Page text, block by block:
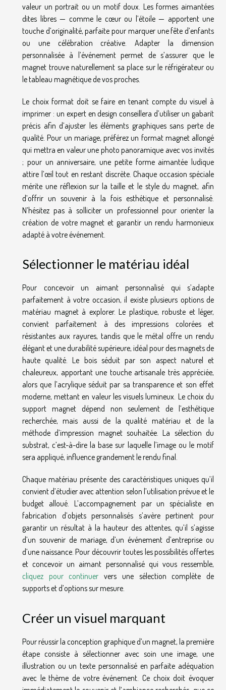
valeur un portrait ou un motif doux. Les formes aimantées
dites libres — comme le cœur ou l’étoile — apportent une
touche d’originalité, parfaite pour marquer une fête d’enfants
ou une célébration créative. Adapter la dimension
personnalisée à l’événement permet de s’assurer que le
magnet trouve naturellement sa place sur le réfrigérateur ou
le tableau magnétique de vos proches.
Le choix format doit se faire en tenant compte du visuel à
imprimer : un expert en design conseillera d’utiliser un gabarit
précis afin d’ajuster les éléments graphiques sans perte de
qualité. Pour un mariage, préférez un format magnet allongé
qui mettra en valeur une photo panoramique avec vos invités
; pour un anniversaire, une petite forme aimantée ludique
attire l’œil tout en restant discrète. Chaque occasion spéciale
mérite une réflexion sur la taille et le style du magnet, afin
d’offrir un souvenir à la fois esthétique et personnalisé.
N’hésitez pas à solliciter un professionnel pour orienter la
création de votre magnet et garantir un rendu harmonieux
adapté à votre événement.
Sélectionner le matériau idéal
Pour concevoir un aimant personnalisé qui s’adapte
parfaitement à votre occasion, il existe plusieurs options de
matériau magnet à explorer. Le plastique, robuste et léger,
convient parfaitement à des impressions colorées et
résistantes aux rayures, tandis que le métal offre un rendu
élégant et une durabilité supérieure, idéal pour des magnets de
haute qualité. Le bois séduit par son aspect naturel et
chaleureux, apportant une touche artisanale très appréciée,
alors que l’acrylique séduit par sa transparence et son effet
moderne, mettant en valeur les visuels lumineux. Le choix du
support magnet dépend non seulement de l’esthétique
recherchée, mais aussi de la qualité matériau et de la
méthode d’impression magnet souhaitée. La sélection du
substrat, c’est-à-dire la base sur laquelle l’image ou le motif
sera appliqué, influence grandement le rendu final.
Chaque matériau présente des caractéristiques uniques qu’il
convient d’étudier avec attention selon l’utilisation prévue et le
budget alloué. L’accompagnement par un spécialiste en
fabrication d’objets personnalisés s’avère pertinent pour
garantir un résultat à la hauteur des attentes, qu’il s’agisse
d’un souvenir de mariage, d’un événement d’entreprise ou
d’une naissance. Pour découvrir toutes les possibilités offertes
et concevoir un aimant personnalisé qui vous ressemble,
cliquez pour continuer vers une sélection complète de
supports et d’options sur mesure.
Créer un visuel marquant
Pour réussir la conception graphique d’un magnet, la première
étape consiste à sélectionner avec soin une image, une
illustration ou un texte personnalisé en parfaite adéquation
avec le thème de votre événement. Ce choix doit évoquer